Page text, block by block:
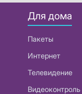
Для дома
Пакеты
Интернет
Телевидение
Видеоконтроль